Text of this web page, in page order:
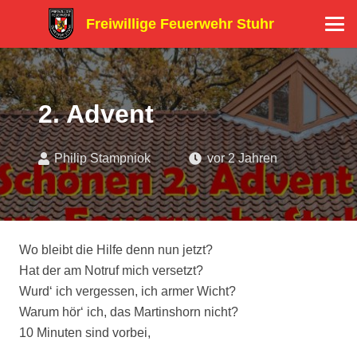
Freiwillige Feuerwehr Stuhr
2. Advent
Philip Stampniok vor 2 Jahren
Wo bleibt die Hilfe denn nun jetzt?
Hat der am Notruf mich versetzt?
Wurd‘ ich vergessen, ich armer Wicht?
Warum hör‘ ich, das Martinshorn nicht?
10 Minuten sind vorbei,